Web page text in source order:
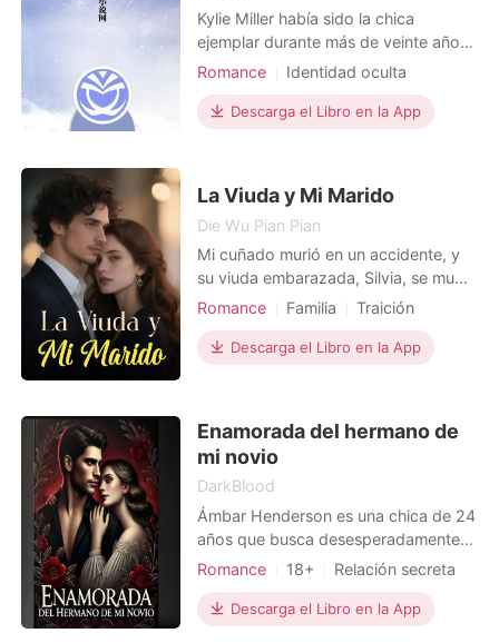
Kylie Miller había sido la chica
ejemplar durante más de veinte años.
Sus dos únicas acciones atrevidas
amiga Mina Hall, de conquistar al
hermano gemelo de esta, y
tuvieran relaciones sexuale
Romance
Identidad oculta
Identidad oculta
Identidad oculta
Matrimonio exprés
Descarga el Libro en la App
La Viuda y Mi Marido
Die Wu Pian Pian
Mi cuñado murió en un accidente, y
su viuda embarazada, Silvia, se mudó
a mi casa. Al principio, creí que era mi
duelo. Pero pronto, mi esposo
Enrique comenzó a tratarla como si
personal, no en
Romance Familia
Traición
Venganza
Divorcio
Protagonista Poderosa
Descarga el Libro en la App
Enamorada del hermano de
mi novio
DarkBlood
Ámbar Henderson es una chica de 24
años que busca desesperadamente
salir adelante y por esto se ve
y un contrato que cambiara su vida.
La decisión entre hacer lo correcto se
Romance 18+
Relación secreta
CEO
Descarga el Libro en la App